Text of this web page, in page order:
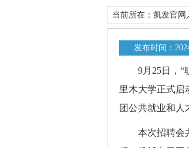
当前所在： 凯发官网
发布时间：
9月25日，“职
里木大学正式启
团公共就业和人
本次招聘会共